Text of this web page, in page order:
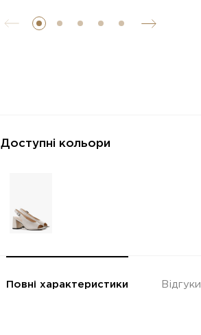
Доступні кольори
Повні характеристики Відгуки